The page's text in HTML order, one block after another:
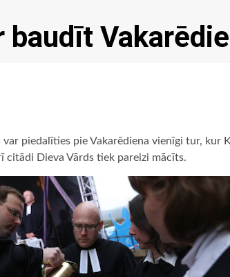
baudīt
piedalīties pie Vakarēdiena vienīgi tur, kur
Dieva Vārds tiek pareizi mācīts.